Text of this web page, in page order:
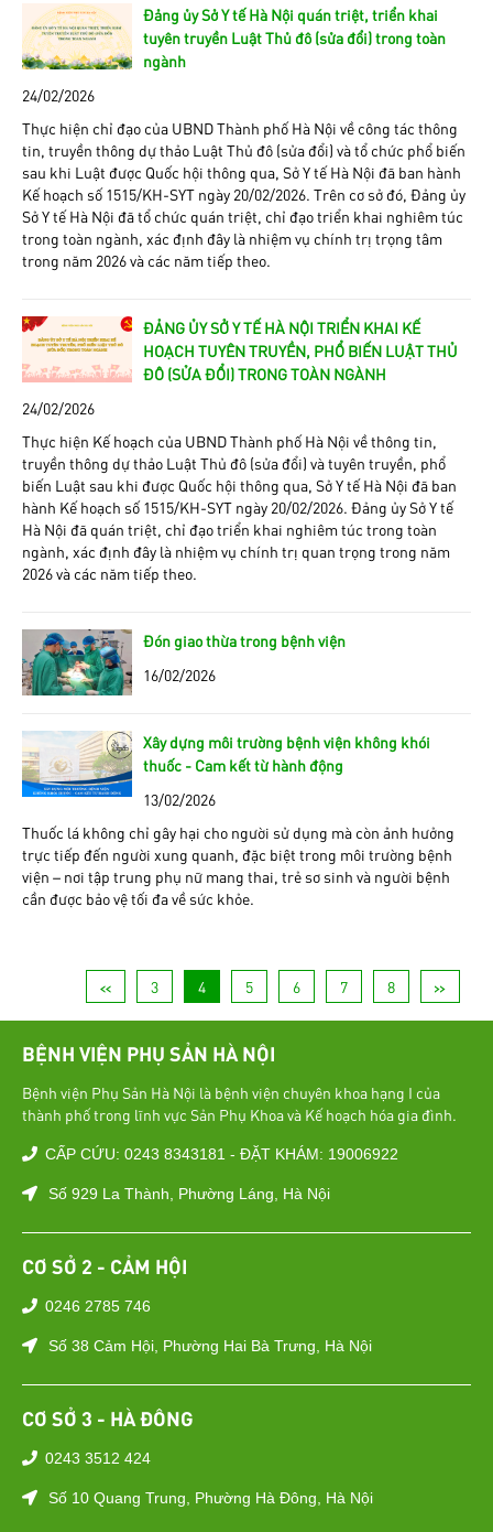
Đảng ủy Sở Y tế Hà Nội quán triệt, triển khai
tuyên truyền Luật Thủ đô (sửa đổi) trong toàn
ngành
24/02/2026
Thực hiện chỉ đạo của UBND Thành phố Hà Nội về công tác thông
tin, truyền thông dự thảo Luật Thủ đô (sửa đổi) và tổ chức phổ biến
sau khi Luật được Quốc hội thông qua, Sở Y tế Hà Nội đã ban hành
Kế hoạch số 1515/KH-SYT ngày 20/02/2026. Trên cơ sở đó, Đảng ủy
Sở Y tế Hà Nội đã tổ chức quán triệt, chỉ đạo triển khai nghiêm túc
trong toàn ngành, xác định đây là nhiệm vụ chính trị trọng tâm
trong năm 2026 và các năm tiếp theo.
ĐẢNG ỦY SỞ Y TẾ HÀ NỘI TRIỂN KHAI KẾ
HOẠCH TUYÊN TRUYỀN, PHỔ BIẾN LUẬT THỦ
ĐÔ (SỬA ĐỔI) TRONG TOÀN NGÀNH
24/02/2026
Thực hiện Kế hoạch của UBND Thành phố Hà Nội về thông tin,
truyền thông dự thảo Luật Thủ đô (sửa đổi) và tuyên truyền, phổ
biến Luật sau khi được Quốc hội thông qua, Sở Y tế Hà Nội đã ban
hành Kế hoạch số 1515/KH-SYT ngày 20/02/2026. Đảng ủy Sở Y tế
Hà Nội đã quán triệt, chỉ đạo triển khai nghiêm túc trong toàn
ngành, xác định đây là nhiệm vụ chính trị quan trọng trong năm
2026 và các năm tiếp theo.
Đón giao thừa trong bệnh viện
16/02/2026
Xây dựng môi trường bệnh viện không khói
thuốc - Cam kết từ hành động
13/02/2026
Thuốc lá không chỉ gây hại cho người sử dụng mà còn ảnh hưởng
trực tiếp đến người xung quanh, đặc biệt trong môi trường bệnh
viện – nơi tập trung phụ nữ mang thai, trẻ sơ sinh và người bệnh
cần được bảo vệ tối đa về sức khỏe.
<< 3 4 5 6 7 8 >>
BỆNH VIỆN PHỤ SẢN HÀ NỘI
Bệnh viện Phụ Sản Hà Nội là bệnh viện chuyên khoa hạng I của
thành phố trong lĩnh vực Sản Phụ Khoa và Kế hoạch hóa gia đình.
CẤP CỨU: 0243 8343181 - ĐẶT KHÁM: 19006922
Số 929 La Thành, Phường Láng, Hà Nội
CƠ SỞ 2 - CẢM HỘI
0246 2785 746
Số 38 Cảm Hội, Phường Hai Bà Trưng, Hà Nội
CƠ SỞ 3 - HÀ ĐÔNG
0243 3512 424
Số 10 Quang Trung, Phường Hà Đông, Hà Nội